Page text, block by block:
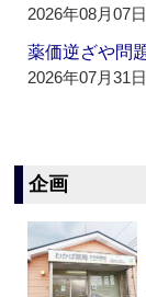
2026年08月07
薬価逆ざや問
2026年07月31
企画